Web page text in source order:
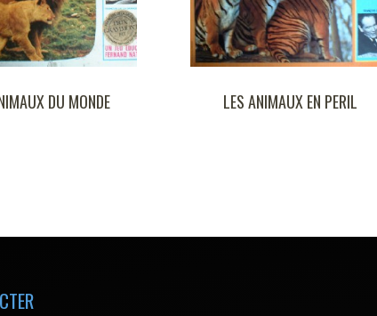
LES ANIMAUX EN PERIL CHIENS ET